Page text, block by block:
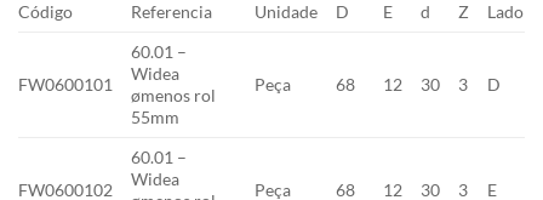
Código
Referencia Unidade D E d Z Lado
FW0600101
60.01 –
Widea
ømenos rol
55mm
Peça 68 12 30 3 D
FW0600102
60.01 –
Widea
Peça 68 12 30 3 E